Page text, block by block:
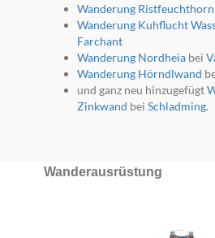
Wanderung Ristfeuchthorn
Wanderung Kuhflucht
Farchant
Wanderung Nordheiabei
Wanderung Hörndlwand
und ganz neu hinzugefügt
Zinkwand bei Schladming.
Wanderausrüstung